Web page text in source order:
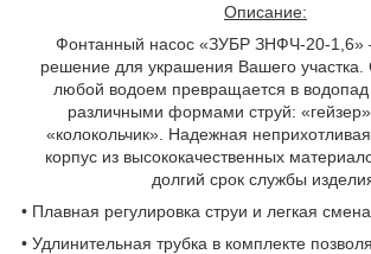
Описание:
Фонтанный насос «ЗУБР ЗНФЧ-20-1,6»
решение для украшения Вашего
любой водоем превращается в
различными формами струй:
«колокольчик». Надежная
корпус из высококачественных
долгий срок службы
• Плавная регулировка струи и легкая
• Удлинительная трубка в комплекте